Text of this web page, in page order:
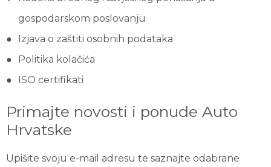
gospodarskom poslovanju
Izjava o zaštiti osobnih podataka
Politika kolačića
ISO certifikati
Primajte novosti i ponude Auto
Hrvatske
Upišite svoju e-mail adresu te saznajte odabrane